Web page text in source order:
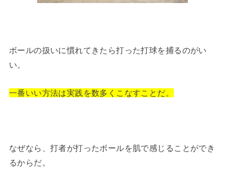
ボールの扱いに慣れてきたら打った打球を捕るのがい
い。
一番いい方法は実践を数多くこなすことだ。
なぜなら、打者が打ったボールを肌で感じることができ
るからだ。